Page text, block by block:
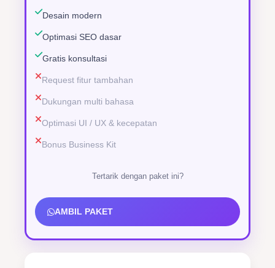
Desain modern
Optimasi SEO dasar
Gratis konsultasi
Request fitur tambahan
Dukungan multi bahasa
Optimasi UI / UX & kecepatan
Bonus Business Kit
Tertarik dengan paket ini?
AMBIL PAKET